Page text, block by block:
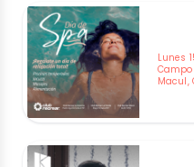
Lunes
Macul,